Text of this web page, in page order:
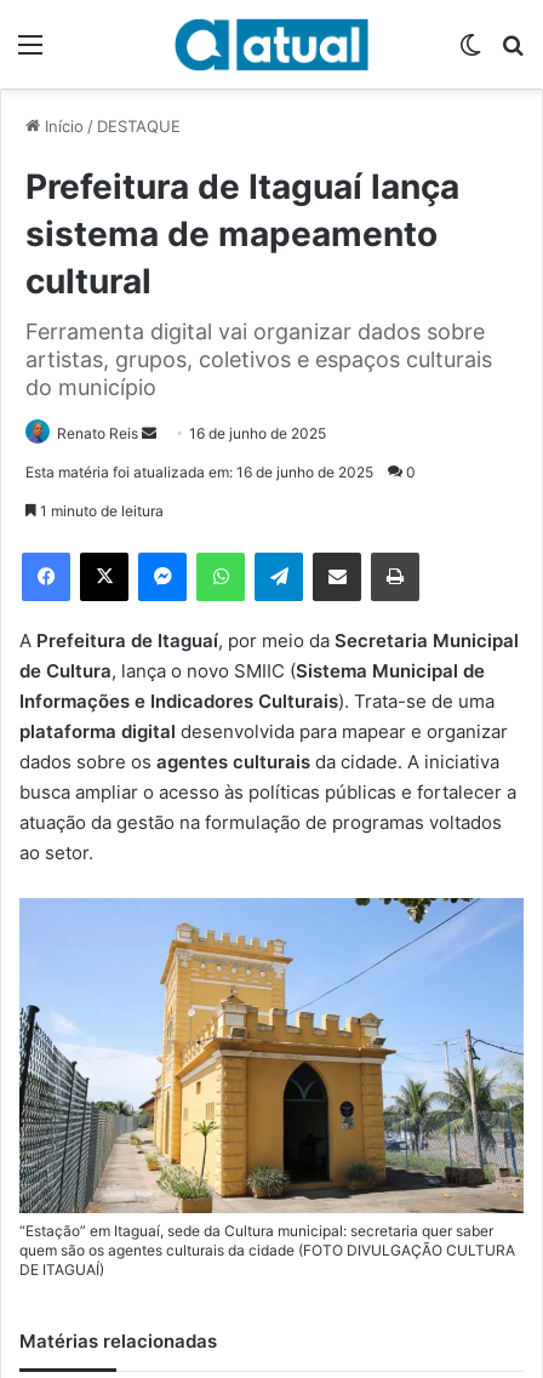
Início / DESTAQUE
Prefeitura de Itaguaí lança
sistema de mapeamento
cultural
Ferramenta digital vai organizar dados sobre
artistas, grupos, coletivos e espaços culturais
do município
Renato Reis
d
e
u
m
e
-
m
a
16 de junho de 2025
Esta matéria foi atualizada em: 16 de junho de 2025 0
1 minuto de leitura
Telegram
A Prefeitura de Itaguaí, por meio da Secretaria Municipal
de Cultura, lança o novo SMIIC (Sistema Municipal de
Informações e Indicadores Culturais). Trata-se de uma
plataforma digital desenvolvida para mapear e organizar
dados sobre os agentes culturais da cidade. A iniciativa
busca ampliar o acesso às políticas públicas e fortalecer a
atuação da gestão na formulação de programas voltados
ao setor.
“Estação” em Itaguaí, sede da Cultura municipal: secretaria quer saber
quem são os agentes culturais da cidade (FOTO DIVULGAÇÃO CULTURA
DE ITAGUAÍ)
Matérias relacionadas